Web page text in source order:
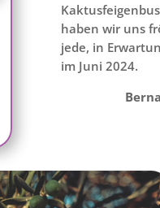
haben wir uns
jede, in
im Juni 2024.